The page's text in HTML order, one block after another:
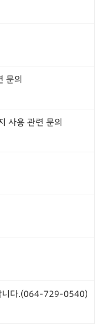
문의
사용 관련 문의
니다.(064-729-0540)